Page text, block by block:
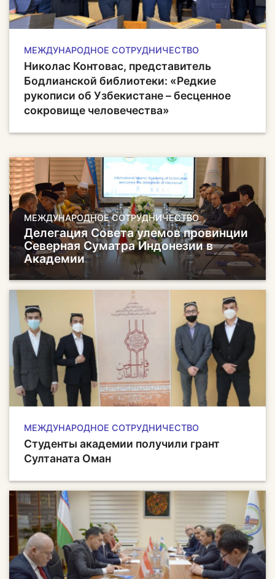
МЕЖДУНАРОДНОЕ СОТРУДНИЧЕСТВО
Николас Контовас, представитель
Бодлианской библиотеки: «Редкие
рукописи об Узбекистане – бесценное
сокровище человечества»
МЕЖДУНАРОДНОЕ СОТРУДНИЧЕСТВО
Делегация Совета улемов провинции
Северная Суматра Индонезии в
Академии
МЕЖДУНАРОДНОЕ СОТРУДНИЧЕСТВО
Студенты академии получили грант
Султаната Оман